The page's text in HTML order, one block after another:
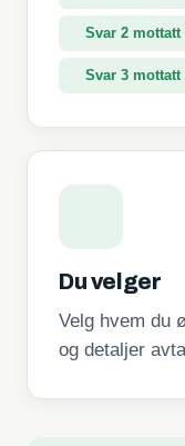
Svar 2 mottatt
Svar 3 mottatt
Du velger
Velg hvem du
og detaljer